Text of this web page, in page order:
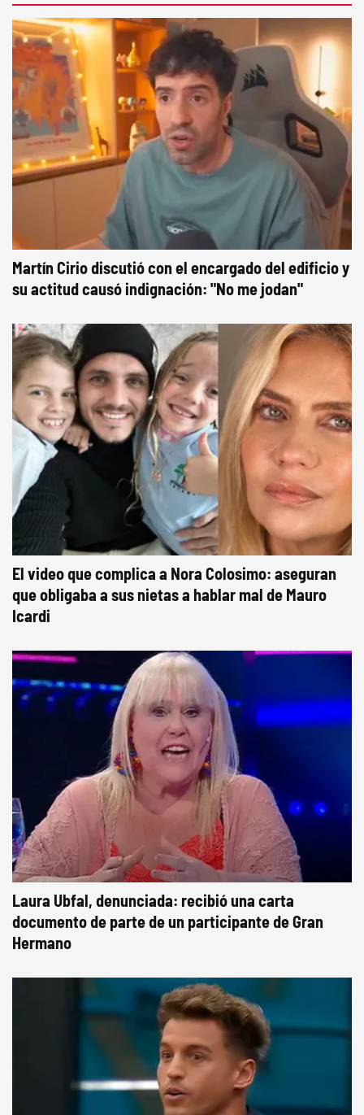
Martín Cirio discutió con el encargado del edificio y
su actitud causó indignación: "No me jodan"
El video que complica a Nora Colosimo: aseguran
que obligaba a sus nietas a hablar mal de Mauro
Icardi
Laura Ubfal, denunciada: recibió una carta
documento de parte de un participante de Gran
Hermano